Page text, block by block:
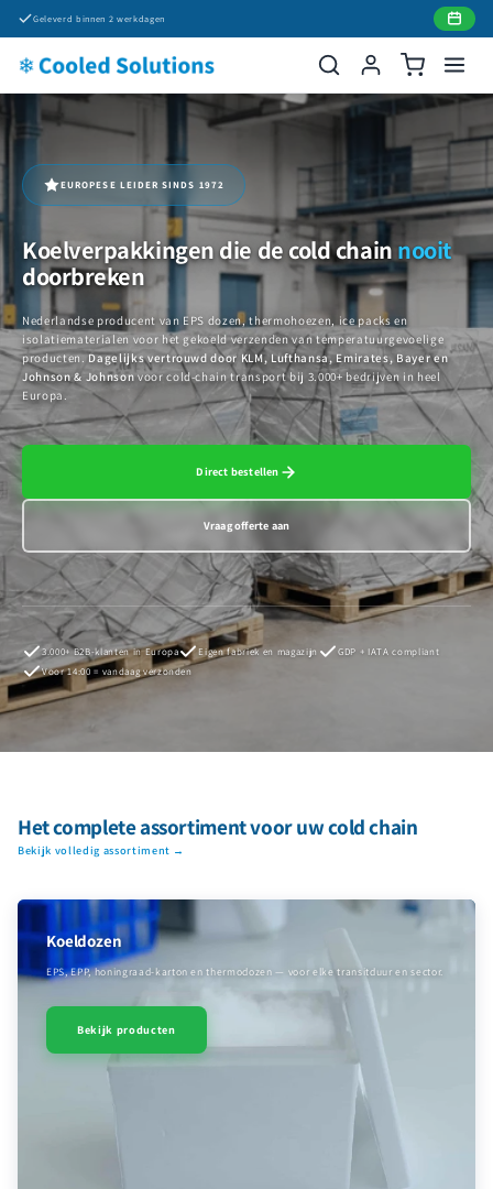
naar de
Geleverd binnen 2 werkdagen
EUROPESE LEIDER SINDS 1972
Koelverpakkingen die de cold chain nooit
doorbreken
Nederlandse producent van EPS dozen, thermohoezen, ice packs en
isolatiematerialen voor het gekoeld verzenden van temperatuurgevoelige
producten.Dagelijks vertrouwd door KLM, Lufthansa, Emirates, Bayer en
Johnson & Johnsonvoor cold-chain transport bij 3.000+ bedrijven in heel
Europa.
Direct bestellen
Vraag offerte aan
3.000+ B2B-klanten in Europa Eigen fabriek en magazijn
GDP + IATA compliant
Voor 14:00 = vandaag verzonden
Het complete assortiment voor uw cold chain
Bekijk volledig assortiment →
Koeldozen
EPS, EPP, honingraad-karton en thermodozen — voor elke transitduur en sector.
Bekijk producten